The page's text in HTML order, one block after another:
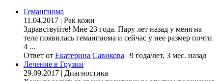
Гемангиома
11.04.2017 | Рак кожи
Здравствуйте! Мне 23 года. Пару лет назад у меня на
теле появилась гемангиома и сейчас у нее размер почти
4 ...
Ответ от Екатерина Савикова | 9 года/лет, 3 мес. назад
Лечение в Грузии
29.09.2017 | Диагностика